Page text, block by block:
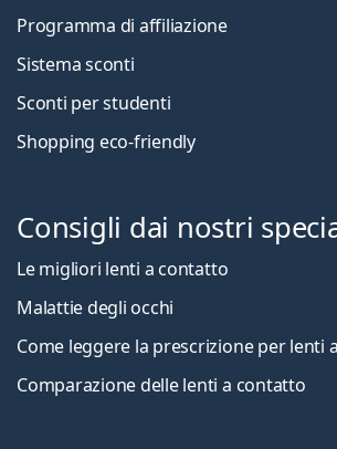
Programma di affiliazione
Sistema sconti
Sconti per studenti
Shopping eco-friendly
Consigli dai nostri
Le migliori lenti a contatto
Malattie degli occhi
Come leggere la prescrizione per lenti
Comparazione delle lenti a contatto